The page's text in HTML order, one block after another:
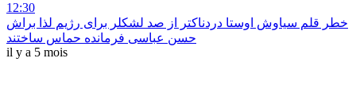
12:30
خطر قلم سیاوش اوستا دردناکتر از صد لشکلر برای رژیم لذا براش
حسن عباسی فرمانده حماس ساختند
il y a 5 mois